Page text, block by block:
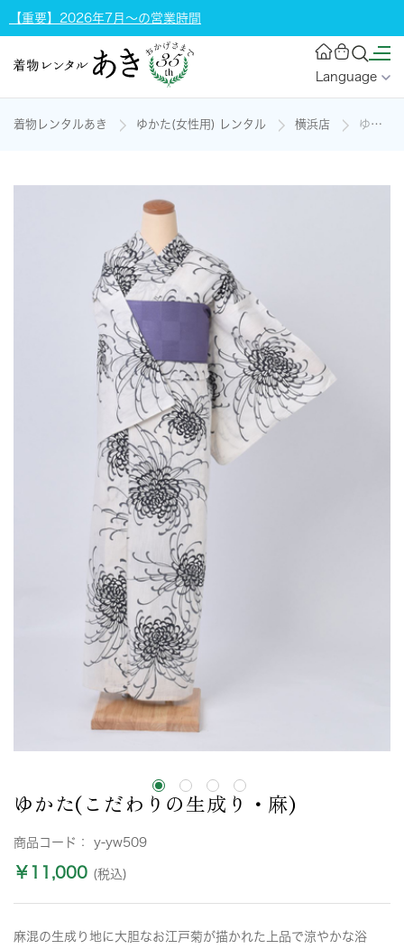
【重要】2026年7月～の営業時間
Language
着物レンタルあき ゆかた(女性用) レンタル 横浜店 ゆかた(こだわりの生成り・麻)の着物レンタル
ゆかた(こだわりの生成り・麻)
商品コード： y-yw509
￥11,000 (税込)
麻混の生成り地に大胆なお江戸菊が描かれた上品で涼やかな浴